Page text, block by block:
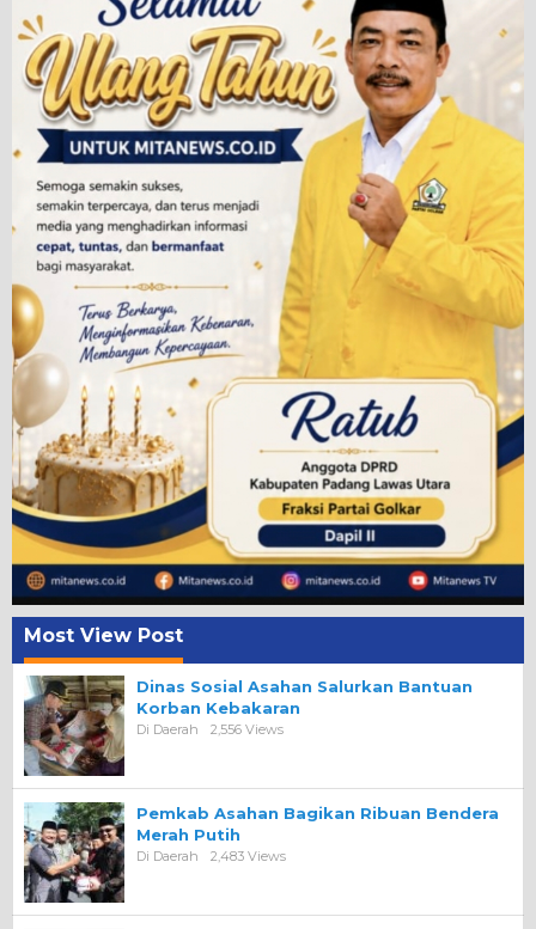
Most View Post
Dinas Sosial Asahan Salurkan Bantuan
Korban Kebakaran
Di Daerah 2,556 Views
Pemkab Asahan Bagikan Ribuan Bendera
Merah Putih
Di Daerah 2,483 Views